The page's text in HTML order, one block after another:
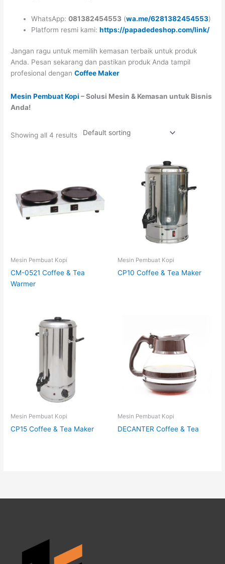
WhatsApp:081382454553 (wa.me/6281382454553)
Platform resmi kami:https://papadedeshop.com/link/
Jangan ragu untuk memilih kemasan terbaik untuk produk
Anda. Pesan sekarang dan pastikan produk Anda tampil
profesional denganCoffee Maker
Mesin Pembuat Kopi – Solusi Mesin & Kemasan untuk Bisnis
Anda!
Showing all 4 results
Mesin Pembuat Kopi
CM-0521 Coffee & Tea
Warmer
Mesin Pembuat Kopi
CP10 Coffee & Tea Maker
Mesin Pembuat Kopi
CP15 Coffee & Tea Maker
Mesin Pembuat Kopi
DECANTER Coffee & Tea